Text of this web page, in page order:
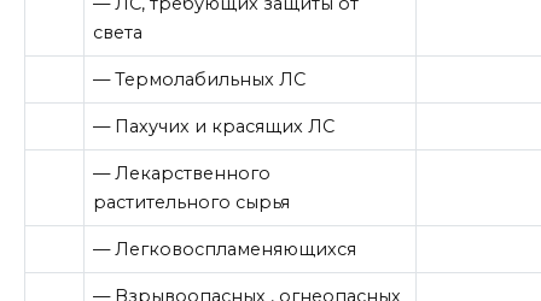
света
— Термолабильных ЛС
— Пахучих и красящих ЛС
— Лекарственного
растительного сырья
— Легковоспламеняющихся
— Взрывоопасных , огнеопасных